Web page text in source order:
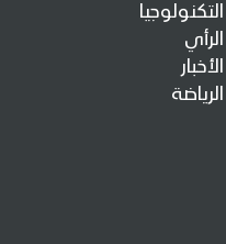
التكنولوجيا
الرأي
الأخبار
الرياضة